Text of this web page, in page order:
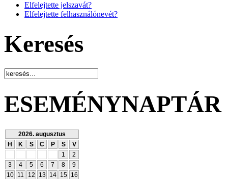
Elfelejtette jelszavát?
Elfelejtette felhasználónevét?
Keresés
ESEMÉNYNAPTÁR
2026. augusztus
H
K S C P S
V
1
2
3
4 5 6 7 8
9
10
11 12 13 14 15
16